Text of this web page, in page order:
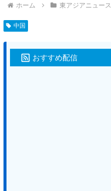
ホーム 東アジアニュース
中国
おすすめ配信